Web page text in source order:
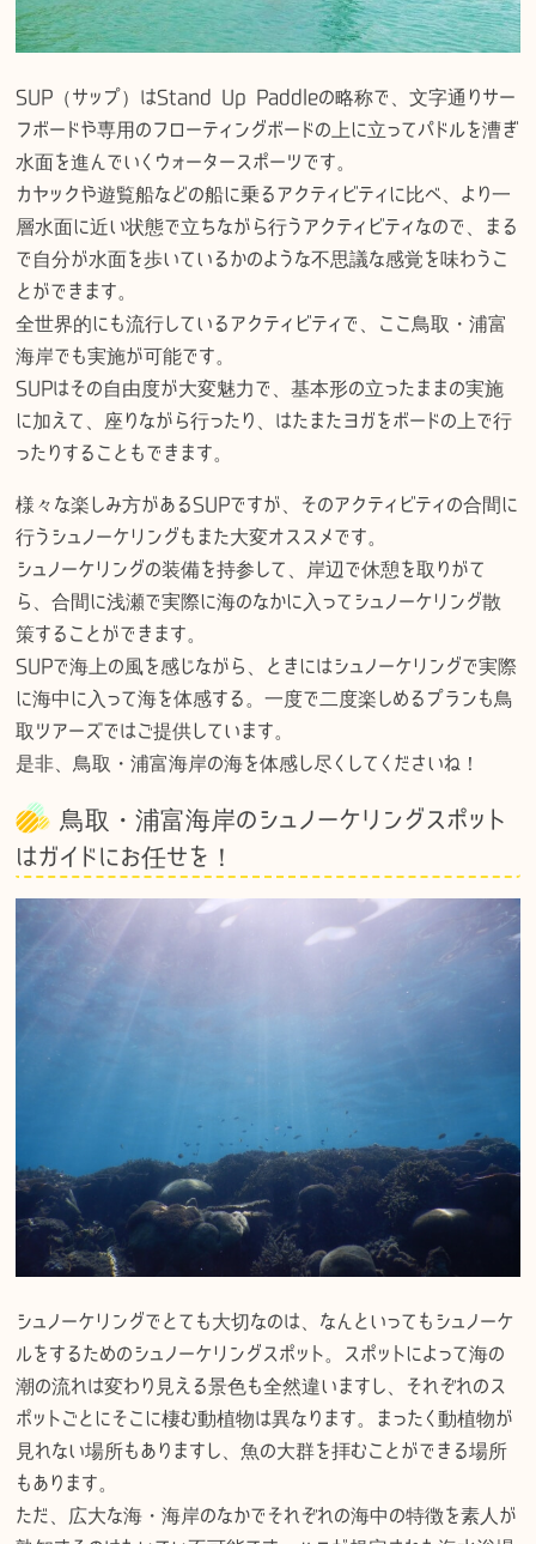
SUP（サップ）はStand Up Paddleの略称で、文字通りサー
フボードや専用のフローティングボードの上に立ってパドルを漕ぎ
水面を進んでいくウォータースポーツです。
カヤックや遊覧船などの船に乗るアクティビティに比べ、より一
層水面に近い状態で立ちながら行うアクティビティなので、まる
で自分が水面を歩いているかのような不思議な感覚を味わうこ
とができます。
全世界的にも流行しているアクティビティで、ここ鳥取・浦富
海岸でも実施が可能です。
SUPはその自由度が大変魅力で、基本形の立ったままの実施
に加えて、座りながら行ったり、はたまたヨガをボードの上で行
ったりすることもできます。
様々な楽しみ方があるSUPですが、そのアクティビティの合間に
行うシュノーケリングもまた大変オススメです。
シュノーケリングの装備を持参して、岸辺で休憩を取りがて
ら、合間に浅瀬で実際に海のなかに入ってシュノーケリング散
策することができます。
SUPで海上の風を感じながら、ときにはシュノーケリングで実際
に海中に入って海を体感する。一度で二度楽しめるプランも鳥
取ツアーズではご提供しています。
是非、鳥取・浦富海岸の海を体感し尽くしてくださいね！
鳥取・浦富海岸のシュノーケリングスポット
はガイドにお任せを！
シュノーケリングでとても大切なのは、なんといってもシュノーケ
ルをするためのシュノーケリングスポット。スポットによって海の
潮の流れは変わり見える景色も全然違いますし、それぞれのス
ポットごとにそこに棲む動植物は異なります。まったく動植物が
見れない場所もありますし、魚の大群を拝むことができる場所
もあります。
ただ、広大な海・海岸のなかでそれぞれの海中の特徴を素人が